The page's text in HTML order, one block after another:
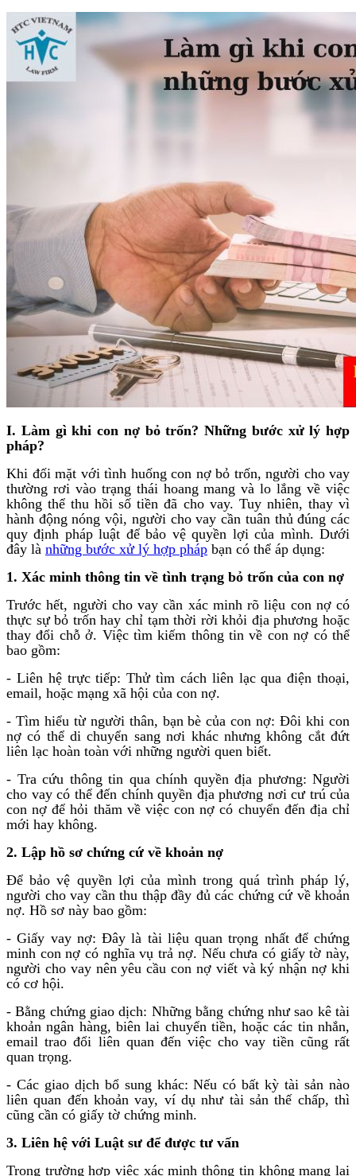
I. Làm gì khi con nợ bỏ trốn? Những bước xử lý hợp
pháp?
Khi đối mặt với tình huống con nợ bỏ trốn, người cho vay
thường rơi vào trạng thái hoang mang và lo lắng về việc
không thể thu hồi số tiền đã cho vay. Tuy nhiên, thay vì
hành động nóng vội, người cho vay cần tuân thủ đúng các
quy định pháp luật để bảo vệ quyền lợi của mình. Dưới
đây là những bước xử lý hợp pháp bạn có thể áp dụng:
1. Xác minh thông tin về tình trạng bỏ trốn của con nợ
Trước hết, người cho vay cần xác minh rõ liệu con nợ có
thực sự bỏ trốn hay chỉ tạm thời rời khỏi địa phương hoặc
thay đổi chỗ ở. Việc tìm kiếm thông tin về con nợ có thể
bao gồm:
- Liên hệ trực tiếp: Thử tìm cách liên lạc qua điện thoại,
email, hoặc mạng xã hội của con nợ.
- Tìm hiểu từ người thân, bạn bè của con nợ: Đôi khi con
nợ có thể di chuyển sang nơi khác nhưng không cắt đứt
liên lạc hoàn toàn với những người quen biết.
- Tra cứu thông tin qua chính quyền địa phương: Người
cho vay có thể đến chính quyền địa phương nơi cư trú của
con nợ để hỏi thăm về việc con nợ có chuyển đến địa chỉ
mới hay không.
2. Lập hồ sơ chứng cứ về khoản nợ
Để bảo vệ quyền lợi của mình trong quá trình pháp lý,
người cho vay cần thu thập đầy đủ các chứng cứ về khoản
nợ. Hồ sơ này bao gồm:
- Giấy vay nợ: Đây là tài liệu quan trọng nhất để chứng
minh con nợ có nghĩa vụ trả nợ. Nếu chưa có giấy tờ này,
người cho vay nên yêu cầu con nợ viết và ký nhận nợ khi
có cơ hội.
- Bằng chứng giao dịch: Những bằng chứng như sao kê tài
khoản ngân hàng, biên lai chuyển tiền, hoặc các tin nhắn,
email trao đổi liên quan đến việc cho vay tiền cũng rất
quan trọng.
- Các giao dịch bổ sung khác: Nếu có bất kỳ tài sản nào
liên quan đến khoản vay, ví dụ như tài sản thế chấp, thì
cũng cần có giấy tờ chứng minh.
3. Liên hệ với Luật sư để được tư vấn
Trong trường hợp việc xác minh thông tin không mang lại